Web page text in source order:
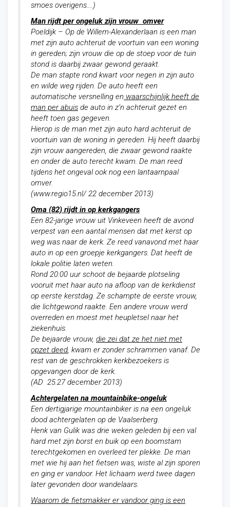
smoes overigens….)
Man rijdtper ongelukzijn vrouw omver
Poeldijk – Op de Willem-Alexanderlaan is een man
met zijn auto achteruit de voortuin van een woning
in gereden; zijn vrouw die op de stoep voor de tuin
stond is daarbij zwaar gewond geraakt.
De man stapte rond kwart voor negen in zijn auto
en wilde weg rijden. De auto heeft een
automatische versnelling en waarschijnlijk heeft de
man per abuis de auto in z’n achteruit gezet en
heeft toen gas gegeven.
Hierop is de man met zijn auto hard achteruit de
voortuin van de woning in gereden. Hij heeft daarbij
zijn vrouw aangereden, die zwaar gewond raakte
en onder de auto terecht kwam. De man reed
tijdens het ongeval ook nog een lantaarnpaal
omver.
(www.regio15.nl/ 22 december 2013)
Oma (82) rijdt in op kerkgangers
Een 82-jarige vrouw uit Vinkeveen heeft de avond
verpest van een aantal mensen dat met kerst op
weg was naar de kerk. Ze reed vanavond met haar
auto in op een groepje kerkgangers. Dat heeft de
lokale politie laten weten.
Rond 20:00 uur schoot de bejaarde plotseling
vooruit met haar auto na afloop van de kerkdienst
op eerste kerstdag. Ze schampte de eerste vrouw,
die lichtgewond raakte. Een andere vrouw werd
overreden en moest met heupletsel naar het
ziekenhuis.
De bejaarde vrouw, die zei dat ze het niet met
opzet deed, kwam er zonder schrammen vanaf. De
rest van de geschrokken kerkbezoekers is
opgevangen door de kerk.
(AD 25.27 december 2013)
Achtergelaten na mountainbike-ongeluk
Een dertigjarige mountainbiker is na een ongeluk
dood achtergelaten op de Vaalserberg.
Henk van Gulik was drie weken geleden bij een val
hard met zijn borst en buik op een boomstam
terechtgekomen en overleed ter plekke. De man
met wie hij aan het fietsen was, wiste al zijn sporen
en ging er vandoor. Het lichaam werd twee dagen
later gevonden door wandelaars.
Waarom de fietsmakker er vandoor ging is een